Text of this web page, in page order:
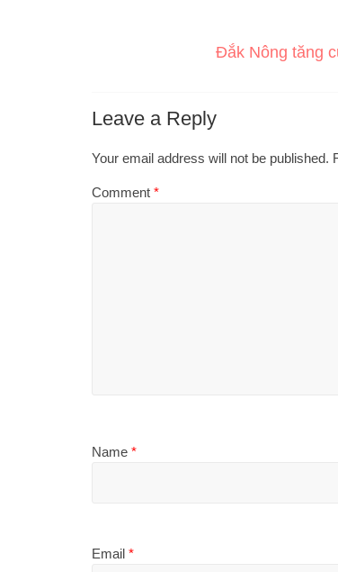
Đắk Nông tăng
Leave a Reply
Your email address will not be published.
Comment *
Name *
Email *